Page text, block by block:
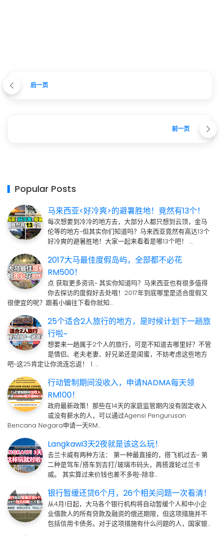
后一页
前一页
Popular Posts
马来西亚<好冷爽>的避暑胜地！竟然有13个！
每次想要到冷冷的地方去，大部分人都只想到云顶，金马
伦等的地方~但其实你们知道吗？马来西亚竟然有高达13个
好冷爽的避暑胜地！大家一起来看看是哪13个吧！ …
2017大马最佳度假岛屿，全部都不必花
RM500！
点 获取更多资讯~ 其实你知道吗？马来西亚也有很多值得
你去探访的度假好去处哦！2017年到底哪里是适合度假又
很便宜的呢？跟着小编往下看你就知…
25个适合2人旅行的地方，是时候计划下一趟旅
行啦~
想要来一趟属于2个人的旅行，可是不知道去哪里好？不管
是情侣、老夫老妻、好兄弟还是闺蜜，不妨考虑这些地方
吧~这25肯定让你流连忘返！ 1. …
行动管制期间没收入，申请NADMA每天领
RM100！
政府最新政策！那些在14天的家庭监管期内没有固定收入
或没有薪水的人，可以通过Agensi Pengurusan
Bencana Negara申请一天RM…
Langkawi3天2夜就是该这么玩！
去兰卡威有两种方法： 第一种最直接的，搭飞机过去~ 第
二种是驾车/搭车到吉打/玻璃市码头，再搭渡轮过兰卡
威。 其实算过来价钱也差不多啦~除非…
银行暂缓还贷6个月，26个相关问题一次看清！
从4月1日起，大马各个银行机构将自动暂缓个人和中小企
业借款人的所有贷款及融资的偿还期限，但这项措施并不
包括信用卡债务。对于这项措施有什么问题的人，国家银…